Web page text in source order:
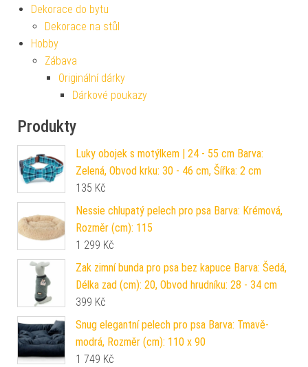
Dekorace do bytu
Dekorace na stůl
Hobby
Zábava
Originální dárky
Dárkové poukazy
Produkty
Luky obojek s motýlkem | 24 - 55 cm Barva:
Zelená, Obvod krku: 30 - 46 cm, Šířka: 2 cm
135 Kč
Nessie chlupatý pelech pro psa Barva: Krémová,
Rozměr (cm): 115
1 299 Kč
Zak zimní bunda pro psa bez kapuce Barva: Šedá,
Délka zad (cm): 20, Obvod hrudníku: 28 - 34 cm
399 Kč
Snug elegantní pelech pro psa Barva: Tmavě-
modrá, Rozměr (cm): 110 x 90
1 749 Kč